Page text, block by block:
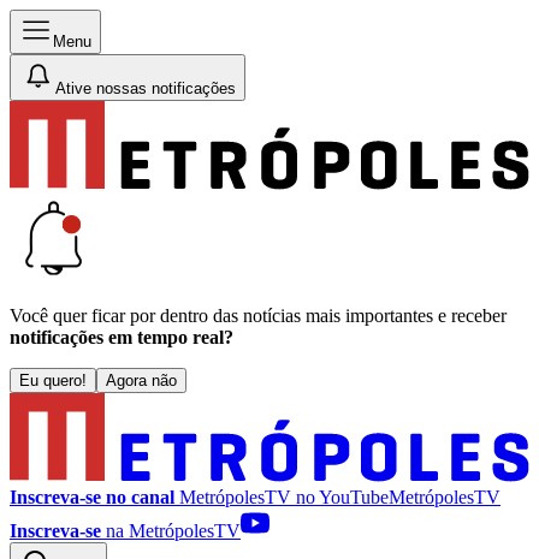
Menu
Ative nossas notificações
Você quer ficar por dentro das notícias mais importantes e receber
notificações em tempo real?
Eu quero! Agora não
Inscreva-se no canal MetrópolesTV noYouTubeMetrópolesTV
Inscreva-se na MetrópolesTV